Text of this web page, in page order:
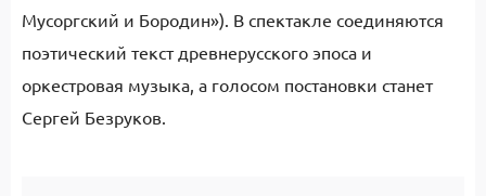
Мусоргский и Бородин»). В спектакле соединяются
поэтический текст древнерусского эпоса и
оркестровая музыка, а голосом постановки станет
Сергей Безруков.